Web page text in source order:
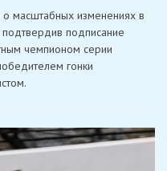
масштабных изменениях в
подписание
чемпионом серии
гонки